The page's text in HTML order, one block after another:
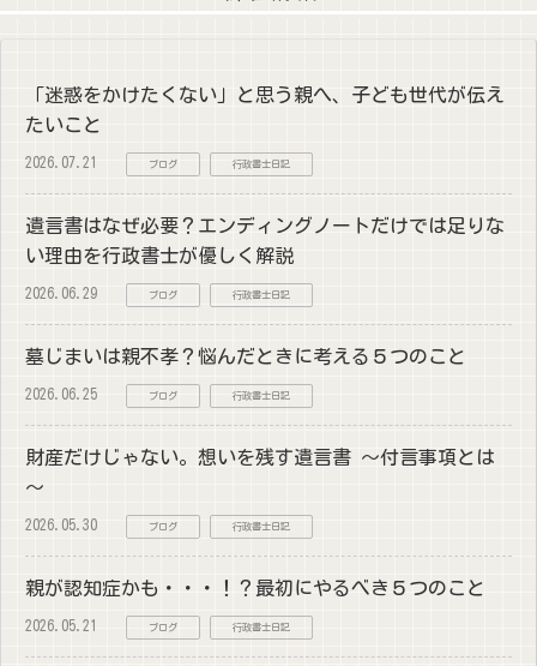
「迷惑をかけたくない」と思う親へ、子ども世代が伝え
たいこと
2026.07.21 ブログ 行政書士日記
遺言書はなぜ必要？エンディングノートだけでは足りな
い理由を行政書士が優しく解説
2026.06.29 ブログ 行政書士日記
墓じまいは親不孝？悩んだときに考える５つのこと
2026.06.25 ブログ 行政書士日記
財産だけじゃない。想いを残す遺言書 ～付言事項とは
～
2026.05.30 ブログ 行政書士日記
親が認知症かも・・・！？最初にやるべき５つのこと
2026.05.21 ブログ 行政書士日記